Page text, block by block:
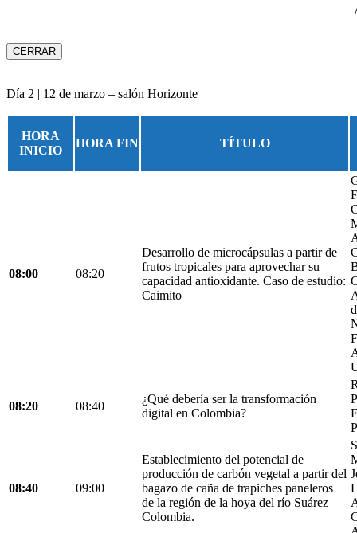
CERRAR
Día 2 | 12 de marzo – salón Horizonte
HORA
INICIO
HORA FIN TÍTULO
08:00 08:20
Desarrollo de microcápsulas a partir de
frutos tropicales para aprovechar su
capacidad antioxidante. Caso de estudio:
Caimito
08:20 08:40
¿Qué debería ser la transformación
digital en Colombia?
08:40 09:00
Establecimiento del potencial de
producción de carbón vegetal a partir del
bagazo de caña de trapiches paneleros
de la región de la hoya del río Suárez
Colombia.